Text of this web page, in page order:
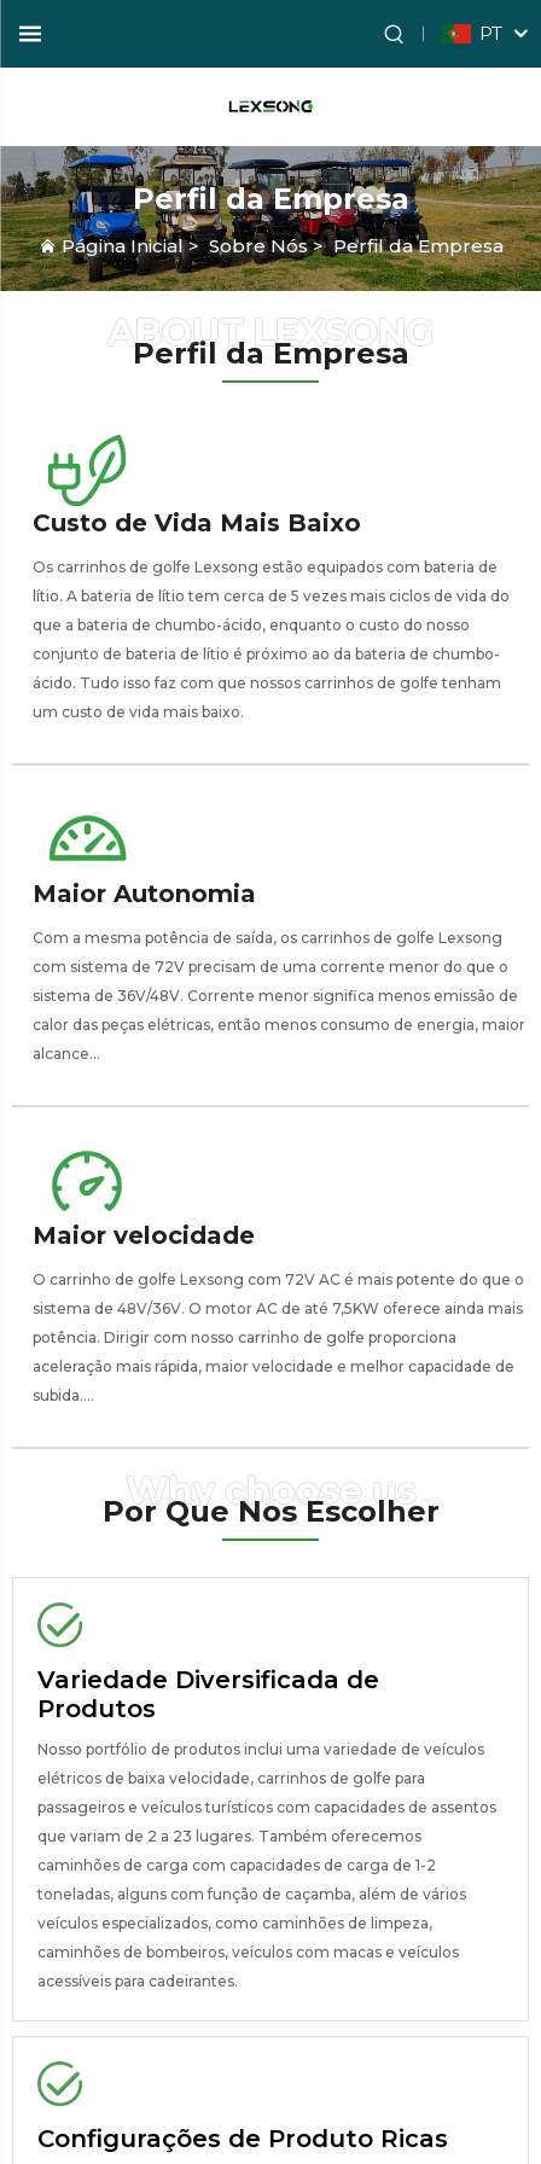
PT
Perfil da Empresa
Página Inicial>Sobre Nós>Perfil da Empresa
Perfil da Empresa
Custo de Vida Mais Baixo
Os carrinhos de golfe Lexsong estão equipados com bateria de
lítio. A bateria de lítio tem cerca de 5 vezes mais ciclos de vida do
que a bateria de chumbo-ácido, enquanto o custo do nosso
conjunto de bateria de lítio é próximo ao da bateria de chumbo-
ácido. Tudo isso faz com que nossos carrinhos de golfe tenham
um custo de vida mais baixo.
Maior Autonomia
Com a mesma potência de saída, os carrinhos de golfe Lexsong
com sistema de 72V precisam de uma corrente menor do que o
sistema de 36V/48V. Corrente menor significa menos emissão de
calor das peças elétricas, então menos consumo de energia, maior
alcance...
Maior velocidade
O carrinho de golfe Lexsong com 72V AC é mais potente do que o
sistema de 48V/36V. O motor AC de até 7,5KW oferece ainda mais
potência. Dirigir com nosso carrinho de golfe proporciona
aceleração mais rápida, maior velocidade e melhor capacidade de
subida....
Por Que Nos Escolher
Variedade Diversificada de
Produtos
Nosso portfólio de produtos inclui uma variedade de veículos
elétricos de baixa velocidade, carrinhos de golfe para
passageiros e veículos turísticos com capacidades de assentos
que variam de 2 a 23 lugares. Também oferecemos
caminhões de carga com capacidades de carga de 1-2
toneladas, alguns com função de caçamba, além de vários
veículos especializados, como caminhões de limpeza,
caminhões de bombeiros, veículos com macas e veículos
acessíveis para cadeirantes.
Configurações de Produto Ricas